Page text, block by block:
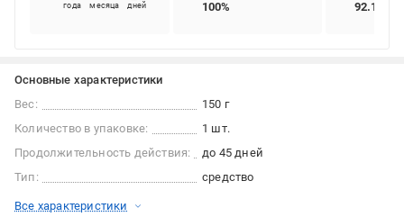
года месяца дней 100% 92.11%
Основные характеристики
Вес:
150 г
Количество в упаковке:
1 шт.
Продолжительность действия:
до 45 дней
Тип:
средство
Все характеристики